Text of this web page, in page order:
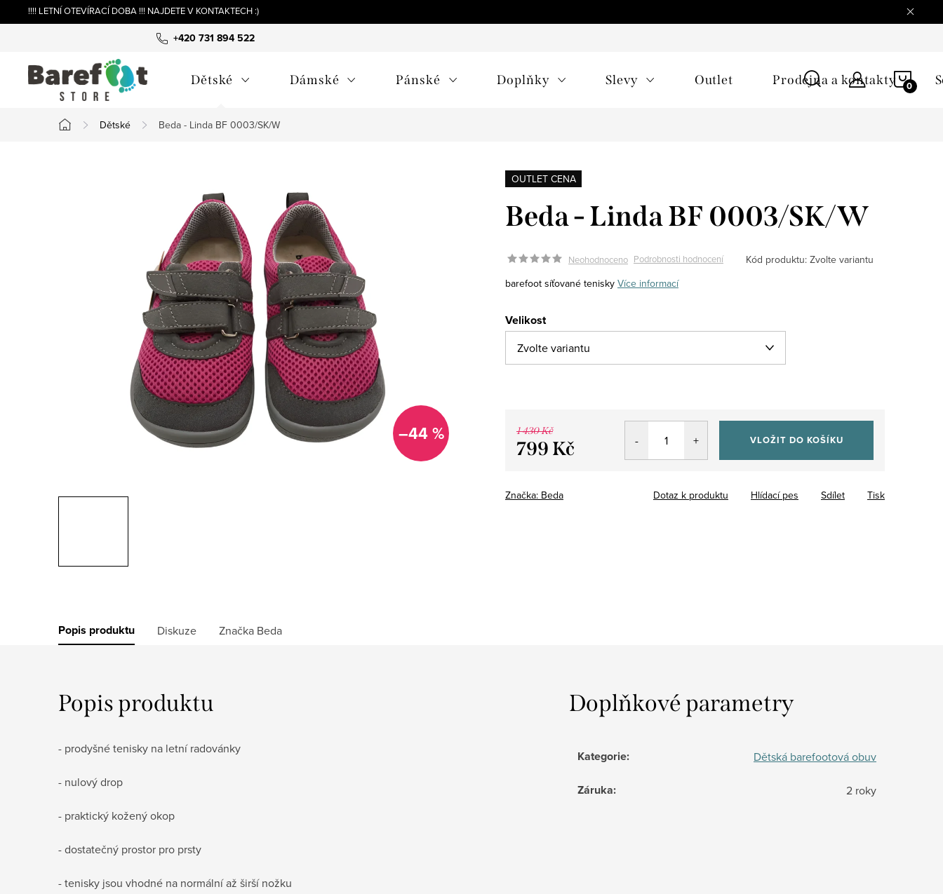
na
!!!! LETNÍ OTEVÍRACÍ DOBA !!! NAJDETE V KONTAKTECH :)
+420 731 894 522
Dětské Dámské Pánské Doplňky Slevy Outlet Prodejna a kontakty
Domů
Dětské Beda - Linda BF 0003/SK/W
–44 %
OUTLET CENA
Beda - Linda BF 0003/SK/W
Neohodnoceno Podrobnosti hodnocení Kód produktu: Zvolte variantu
barefoot síťované tenisky Více informací
Velikost
1 430 Kč
799 Kč VLOŽIT DO KOŠÍKU
Značka: Beda Tisk
Dotaz k produktu Hlídací pes Sdílet
Popis produktu Diskuze Značka Beda
Popis produktu
- prodyšné tenisky na letní radovánky
- nulový drop
- praktický kožený okop
- dostatečný prostor pro prsty
- tenisky jsou vhodné na normální až širší nožku
Doplňkové parametry
Kategorie: Dětská barefootová obuv
Záruka: 2 roky